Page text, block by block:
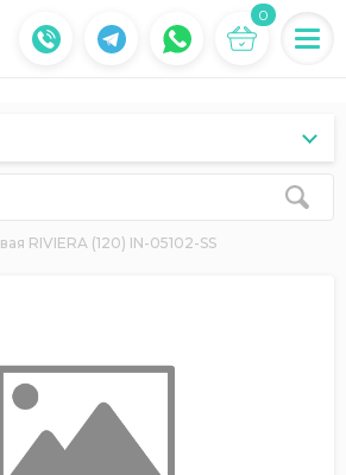
0
RIVIERA (120) IN-05102-SS